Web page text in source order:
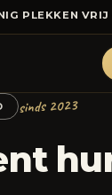
PLEKKEN VRIJ
sinds 2023